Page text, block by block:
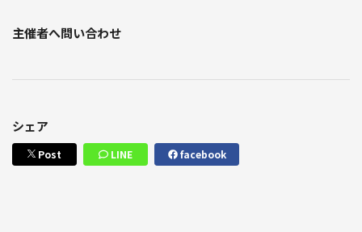
主催者へ問い合わせ
シェア
Post LINE facebook